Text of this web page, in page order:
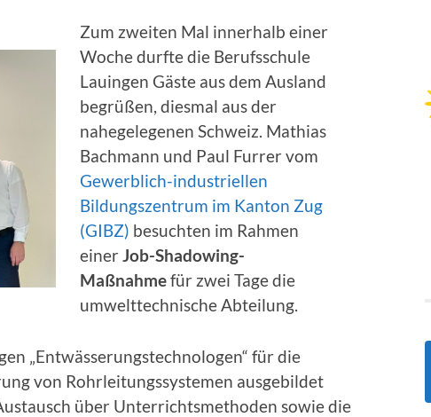
Zum zweiten Mal innerhalb einer
Woche durfte die Berufsschule
Lauingen Gäste aus dem Ausland
begrüßen, diesmal aus der
nahegelegenen Schweiz. Mathias
Bachmann und Paul Furrer vom
Gewerblich-industriellen
Bildungszentrum im Kanton Zug
(GIBZ) besuchten im Rahmen
einerJob-Shadowing-
Maßnahmefür zwei Tage die
umwelttechnische Abteilung.
„Entwässerungstechnologen“ für die
von Rohrleitungssystemen ausgebildet
über Unterrichtsmethoden sowie die